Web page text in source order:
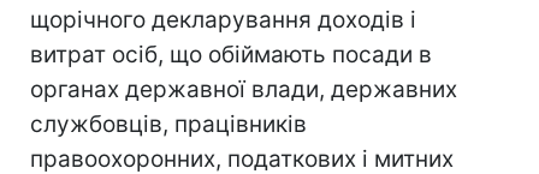
щорічного декларування доходів і
витрат осіб, що обіймають посади в
органах державної влади, державних
службовців, працівників
правоохоронних, податкових і митних